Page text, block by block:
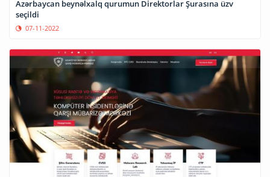
Azərbaycan beynəlxalq qurumun Direktorlar Şurasına üzv
seçildi
07-11-2022